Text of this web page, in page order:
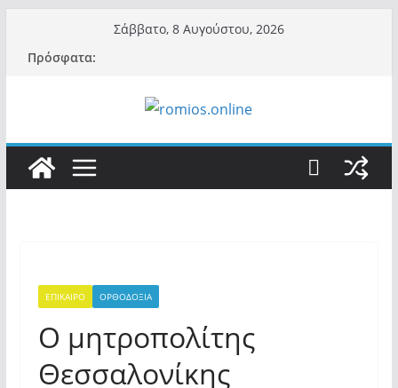
περιεχόμενο
Σάββατο, 8 Αυγούστου, 2026
Πρόσφατα:
ΕΠΙΚΑΙΡΟ ΟΡΘΟΔΟΞΙΑ
Ο μητροπολίτης
Θεσσαλονίκης